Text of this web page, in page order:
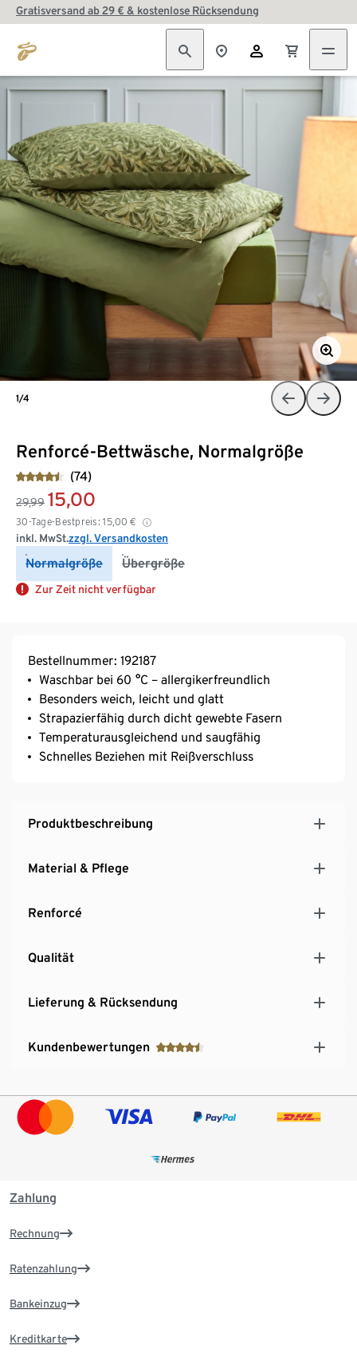
Gratisversand ab 29 € & kostenlose Rücksendung
Renforcé-Bettwäsche, Normalgröße
(74)
29,99 15,00
30-Tage-Bestpreis: 15,00 €
inkl. MwSt.zzgl. Versandkosten
Normalgröße Übergröße
Zur Zeit nicht verfügbar
1/4
Bestellnummer: 192187
Waschbar bei 60 °C – allergikerfreundlich
Besonders weich, leicht und glatt
Strapazierfähig durch dicht gewebte Fasern
Temperaturausgleichend und saugfähig
Schnelles Beziehen mit Reißverschluss
Produktbeschreibung
Material & Pflege
Renforcé
Qualität
Lieferung & Rücksendung
Kundenbewertungen
Zahlung
Rechnung
Ratenzahlung
Bankeinzug
Kreditkarte